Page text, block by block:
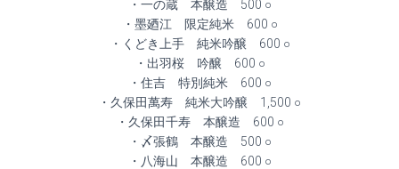
・一の蔵 本醸造 500 ○
・墨廼江 限定純米 600 ○
・くどき上手 純米吟醸 600 ○
・出羽桜 吟醸 600 ○
・住吉 特別純米 600 ○
・久保田萬寿 純米大吟醸 1,500 ○
・久保田千寿 本醸造 600 ○
・〆張鶴 本醸造 500 ○
・八海山 本醸造 600 ○